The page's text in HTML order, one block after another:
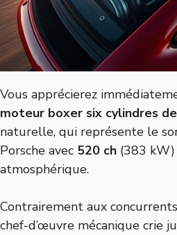
Vous apprécierez
moteur boxer six cylindres
naturelle, qui représente le
Porsche avec 520 ch (383
atmosphérique.
Contrairement aux
chef-d’œuvre mécanique crie